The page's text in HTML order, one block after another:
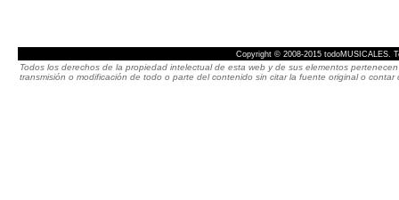
Copyright © 2008-2015 todoMUSICALES.
Todos los derechos de la propiedad intelectual de esta web y de sus elementos
transmisión o modificación de todo o parte del contenido sin citar la fuente original o